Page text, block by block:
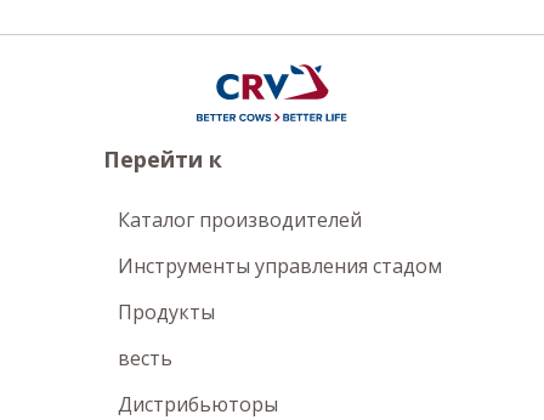
Перейти к
Каталог производителей
Инструменты управления стадом
Продукты
весть
Дистрибьюторы